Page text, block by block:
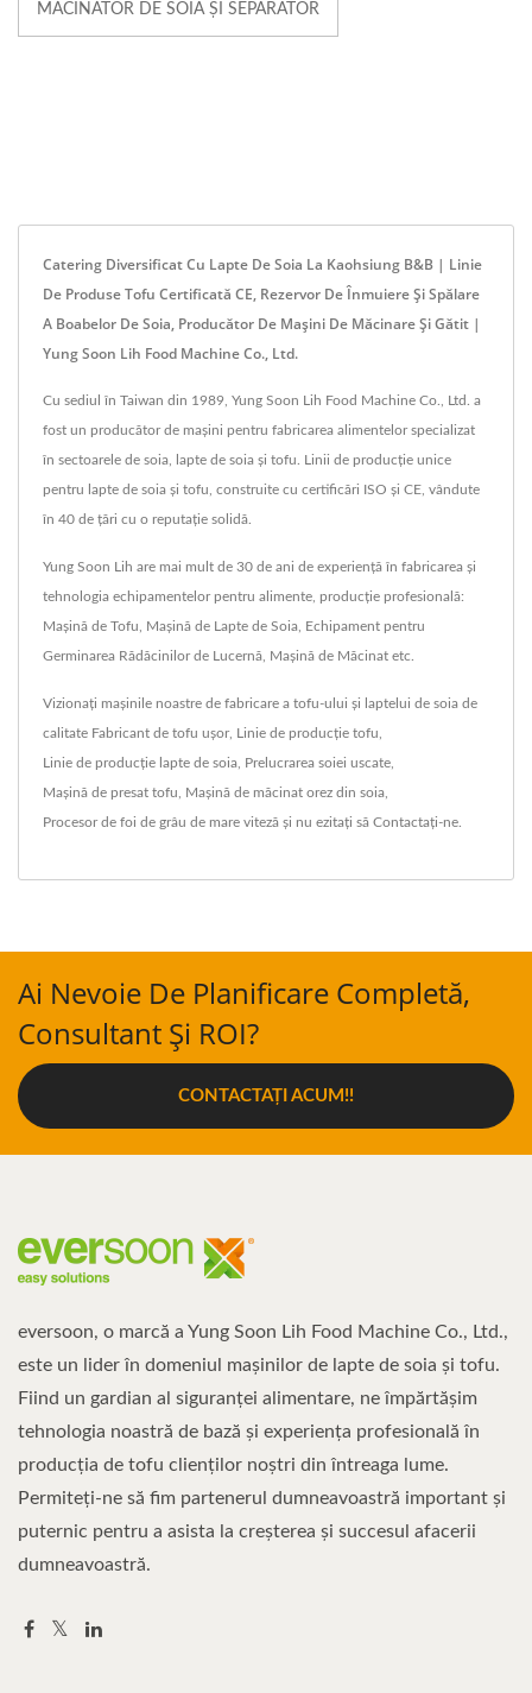
MĂCINĂTOR DE SOIA ȘI SEPARATOR
Catering Diversificat Cu Lapte De Soia La Kaohsiung B&B | Linie
De Produse Tofu Certificată CE, Rezervor De Înmuiere Și Spălare
A Boabelor De Soia, Producător De Mașini De Măcinare Și Gătit |
Yung Soon Lih Food Machine Co., Ltd.
Cu sediul în Taiwan din 1989, Yung Soon Lih Food Machine Co., Ltd. a
fost un producător de mașini pentru fabricarea alimentelor specializat
în sectoarele de soia, lapte de soia și tofu. Linii de producție unice
pentru lapte de soia și tofu, construite cu certificări ISO și CE, vândute
în 40 de țări cu o reputație solidă.
Yung Soon Lih are mai mult de 30 de ani de experiență în fabricarea și
tehnologia echipamentelor pentru alimente, producție profesională:
Mașină de Tofu, Mașină de Lapte de Soia, Echipament pentru
Germinarea Rădăcinilor de Lucernă, Mașină de Măcinat etc.
Vizionați mașinile noastre de fabricare a tofu-ului și laptelui de soia de
calitate Fabricant de tofu ușor, Linie de producție tofu
Linie de producție lapte de soia Prelucrarea soiei uscate
Mașină de presat tofu Mașină de măcinat orez din soia
Procesor de foi de grâu de mare viteză și nu ezitați să Contactați-ne
Ai Nevoie De Planificare Completă,
Consultant Și ROI?
CONTACTAȚI ACUM!!
eversoon, o marcă a Yung Soon Lih Food Machine Co., Ltd.,
este un lider în domeniul mașinilor de lapte de soia și tofu.
Fiind un gardian al siguranței alimentare, ne împărtășim
tehnologia noastră de bază și experiența profesională în
producția de tofu clienților noștri din întreaga lume.
Permiteți-ne să fim partenerul dumneavoastră important și
puternic pentru a asista la creșterea și succesul afacerii
dumneavoastră.